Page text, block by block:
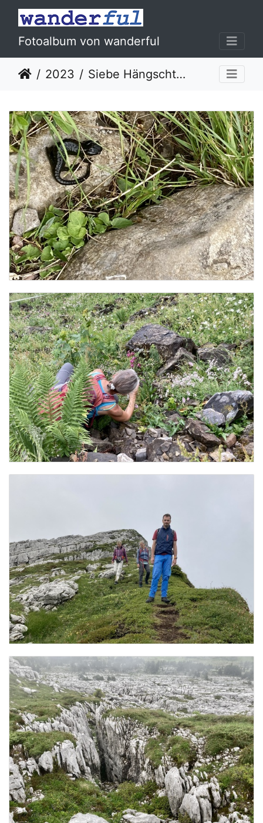
Fotoalbum von wanderful
2023 Siebe Hängschte 04.07.2023